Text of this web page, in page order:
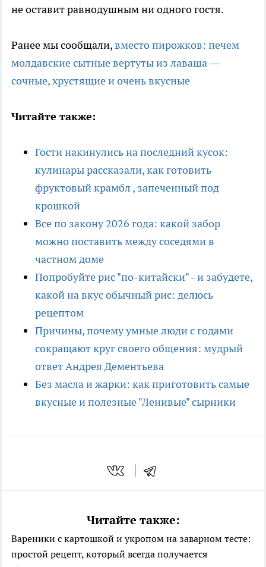
не оставит равнодушным ни одного гостя.
Ранее мы сообщали,вместо пирожков: печем
молдавские сытные вертуты из лаваша —
сочные, хрустящие и очень вкусные
Читайте также:
Гости накинулись на последний кусок:
кулинары рассказали, как готовить
фруктовый крамбл , запеченный под
крошкой
Все по закону 2026 года: какой забор
можно поставить между соседями в
частном доме
Попробуйте рис "по-китайски" - и забудете,
какой на вкус обычный рис: делюсь
рецептом
Причины, почему умные люди с годами
сокращают круг своего общения: мудрый
ответ Андрея Дементьева
Без масла и жарки: как приготовить самые
вкусные и полезные "Ленивые" сырники
Читайте также:
Вареники с картошкой и укропом на заварном тесте:
простой рецепт, который всегда получается